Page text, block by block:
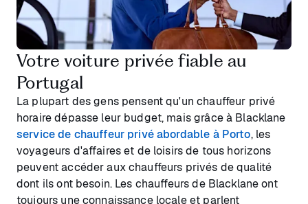
Votre voiture privée fiable au
Portugal
La plupart des gens pensent qu'un chauffeur privé
horaire dépasse leur budget, mais grâce à Blacklane
service de chauffeur privé abordable à Porto, les
voyageurs d'affaires et de loisirs de tous horizons
peuvent accéder aux chauffeurs privés de qualité
dont ils ont besoin. Les chauffeurs de Blacklane ont
toujours une connaissance locale et parlent